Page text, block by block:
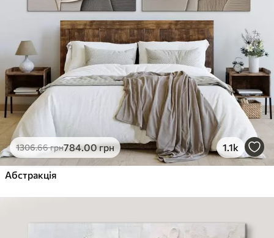
1306.66грн784.00грн 1.1k
Абстракція